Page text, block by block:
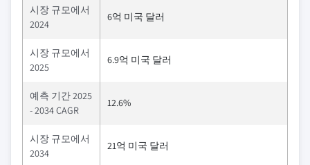
시장 규모에서
2024
6억 미국 달러
시장 규모에서
2025
6.9억 미국 달러
예측 기간 2025
- 2034 CAGR
12.6%
시장 규모에서
2034
21억 미국 달러